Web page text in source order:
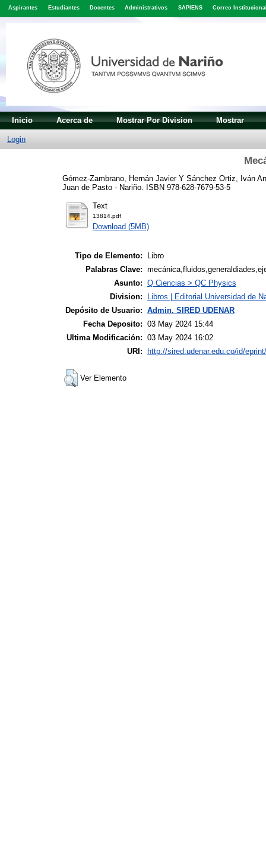
Aspirantes Estudiantes Docentes Administrativos SAPIENS Correo
Inicio Acerca de Mostrar Por Division Mostrar
Login
Gómez-Zambrano, Hernán JavierY Sánchez Ortiz, Iván
Juan de Pasto - Nariño. ISBN 978-628-7679-53-5
Text
13814.pdf
Download (5MB)
Tipo de Elemento:
Libro
Palabras Clave:
Asunto: Q Ciencias > QC Physics
Division:
Libros | Editorial Universidad de
Depósito de Usuario: Admin. SIRED UDENAR
Fecha Deposito: 03 May 2024 15:44
Ultima Modificación: 03 May 2024 16:02
URI:
http://sired.udenar.edu.co/id/
Ver Elemento